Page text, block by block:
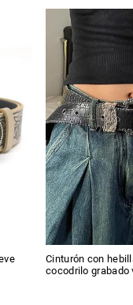
Cinturón con
cocodrilo grabado